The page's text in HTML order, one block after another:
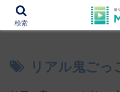
12000作品を紹介！あ
リアル鬼ごっ
検索